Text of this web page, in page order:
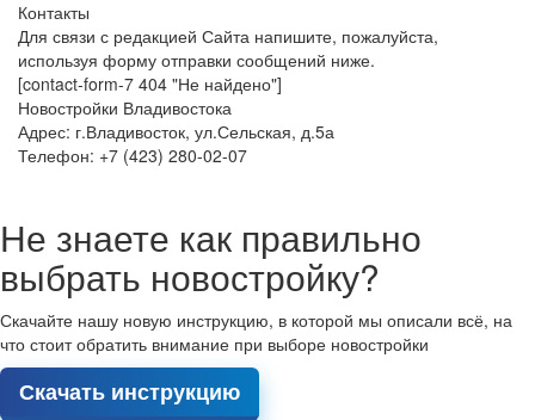
Контакты
Для связи с редакцией Сайта напишите, пожалуйста,
используя форму отправки сообщений ниже.
[contact-form-7 404 "Не найдено"]
Новостройки Владивостока
Адрес: г.Владивосток, ул.Сельская, д.5а
Телефон: +7 (423) 280-02-07
Не знаете как правильно
выбрать новостройку?
Скачайте нашу новую инструкцию, в которой мы описали всё, на
что стоит обратить внимание при выборе новостройки
Скачать инструкцию